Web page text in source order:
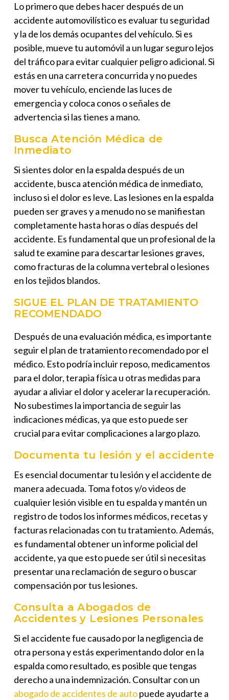
Lo primero que debes hacer después de un
accidente automovilístico es evaluar tu seguridad
y la de los demás ocupantes del vehículo. Si es
posible, mueve tu automóvil a un lugar seguro lejos
del tráfico para evitar cualquier peligro adicional. Si
estás en una carretera concurrida y no puedes
mover tu vehículo, enciende las luces de
emergencia y coloca conos o señales de
advertencia si las tienes a mano.
Busca Atención Médica de
Inmediato
Si sientes dolor en la espalda después de un
accidente, busca atención médica de inmediato,
incluso si el dolor es leve. Las lesiones en la espalda
pueden ser graves y a menudo no se manifiestan
completamente hasta horas o días después del
accidente. Es fundamental que un profesional de la
salud te examine para descartar lesiones graves,
como fracturas de la columna vertebral o lesiones
en los tejidos blandos.
SIGUE EL PLAN DE TRATAMIENTO
RECOMENDADO
Después de una evaluación médica, es importante
seguir el plan de tratamiento recomendado por el
médico. Esto podría incluir reposo, medicamentos
para el dolor, terapia física u otras medidas para
ayudar a aliviar el dolor y acelerar la recuperación.
No subestimes la importancia de seguir las
indicaciones médicas, ya que esto puede ser
crucial para evitar complicaciones a largo plazo.
Documenta tu lesión y el accidente
Es esencial documentar tu lesión y el accidente de
manera adecuada. Toma fotos y/o videos de
cualquier lesión visible en tu espalda y mantén un
registro de todos los informes médicos, recetas y
facturas relacionadas con tu tratamiento. Además,
es fundamental obtener un informe policial del
accidente, ya que esto puede ser útil si necesitas
presentar una reclamación de seguro o buscar
compensación por tus lesiones.
Consulta a Abogados de
Accidentes y Lesiones Personales
Si el accidente fue causado por la negligencia de
otra persona y estás experimentando dolor en la
espalda como resultado, es posible que tengas
derecho a una indemnización. Consultar con un
abogado de accidentes de autopuede ayudarte a